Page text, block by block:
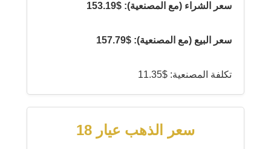
سعر الشراء (مع المصنعية): $153.19
سعر البيع (مع المصنعية): $157.79
تكلفة المصنعية: $11.35
سعر الذهب عيار 18